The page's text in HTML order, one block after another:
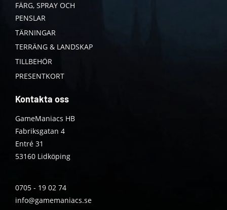
FÄRG, SPRAY OCH
PENSLAR
TÄRNINGAR
TERRÄNG & LANDSKAP
TILLBEHÖR
PRESENTKORT
Kontakta oss
GameManiacs HB
Fabriksgatan 4
Entré 31
53160 Lidköping
0705 - 19 02 74
info@gamemaniacs.se